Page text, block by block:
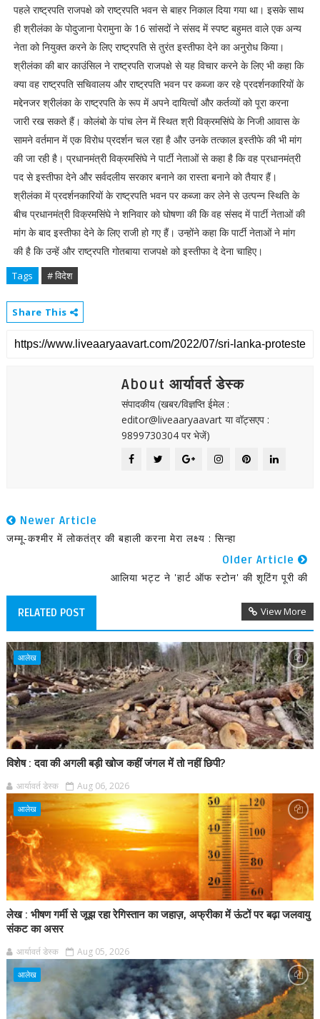
पहले राष्ट्रपति राजपक्षे को राष्ट्रपति भवन से बाहर निकाल दिया गया था। इसके साथ
ही श्रीलंका के पोदुजाना पेरामुना के 16 सांसदों ने संसद में स्पष्ट बहुमत वाले एक अन्य
नेता को नियुक्त करने के लिए राष्ट्रपति से तुरंत इस्तीफा देने का अनुरोध किया।
श्रीलंका की बार काउंसिल ने राष्ट्रपति राजपक्षे से यह विचार करने के लिए भी कहा कि
क्या वह राष्ट्रपति सचिवालय और राष्ट्रपति भवन पर कब्जा कर रहे प्रदर्शनकारियों के
मद्देनजर श्रीलंका के राष्ट्रपति के रूप में अपने दायित्वों और कर्तव्यों को पूरा करना
जारी रख सकते हैं। कोलंबो के पांच लेन में स्थित श्री विक्रमसिंघे के निजी आवास के
सामने वर्तमान में एक विरोध प्रदर्शन चल रहा है और उनके तत्काल इस्तीफे की भी मांग
की जा रही है। प्रधानमंत्री विक्रमसिंघे ने पार्टी नेताओं से कहा है कि वह प्रधानमंत्री
पद से इस्तीफा देने और सर्वदलीय सरकार बनाने का रास्ता बनाने को तैयार हैं।
श्रीलंका में प्रदर्शनकारियों के राष्ट्रपति भवन पर कब्जा कर लेने से उत्पन्न स्थिति के
बीच प्रधानमंत्री विक्रमसिंघे ने शनिवार को घोषणा की कि वह संसद में पार्टी नेताओं की
मांग के बाद इस्तीफा देने के लिए राजी हो गए हैं। उन्होंने कहा कि पार्टी नेताओं ने मांग
की है कि उन्हें और राष्ट्रपति गोतबाया राजपक्षे को इस्तीफा दे देना चाहिए।
Tags # विदेश
Share This
About आर्यावर्त डेस्क
संपादकीय (खबर/विज्ञप्ति ईमेल :
editor@liveaaryaavart या वॉट्सएप :
9899730304 पर भेजें)
Newer Article
जम्मू-कश्मीर में लोकतंत्र की बहाली करना मेरा लक्ष्य : सिन्हा
Older Article
आलिया भट्ट ने 'हार्ट ऑफ स्टोन' की शूटिंग पूरी की
RELATED POST View More
आलेख
विशेष : दवा की अगली बड़ी खोज कहीं जंगल में तो नहीं छिपी?
आर्यावर्त डेस्क Aug 06, 2026
आलेख
लेख : भीषण गर्मी से जूझ रहा रेगिस्तान का जहाज़, अफ्रीका में ऊंटों पर बढ़ा जलवायु
संकट का असर
आर्यावर्त डेस्क Aug 05, 2026
आलेख